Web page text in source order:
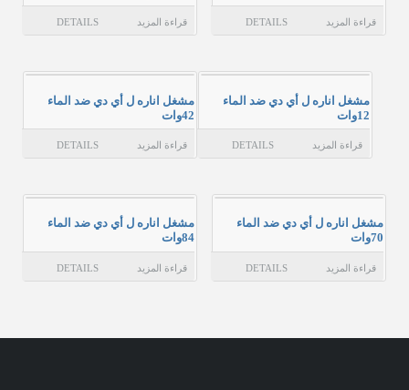
قراءة المزيد DETAILS قراءة المزيد DETAILS
مشغل اناره ل أي دي ضد الماء
12وات
قراءة المزيد DETAILS
مشغل اناره ل أي دي ضد الماء
42وات
قراءة المزيد DETAILS
مشغل اناره ل أي دي ضد الماء
70وات
قراءة المزيد DETAILS
مشغل اناره ل أي دي ضد الماء
84وات
قراءة المزيد DETAILS